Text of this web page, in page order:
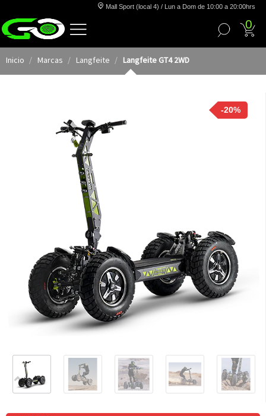
Mall Sport (local 4) / Lun a Dom de 10:00 a 20:00hrs
0
Inicio Marcas Langfeite Langfeite GT4 2WD
-20%